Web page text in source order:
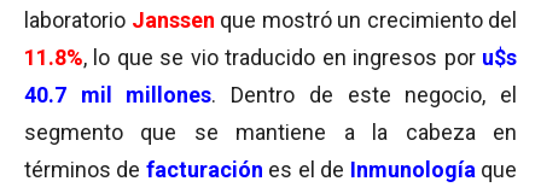
laboratorio Janssen que mostró un crecimiento del
11.8%, lo que se vio traducido en ingresos por u$s
40.7 mil millones. Dentro de este negocio, el
segmento que se mantiene a la cabeza en
términos de facturación es el de Inmunología que